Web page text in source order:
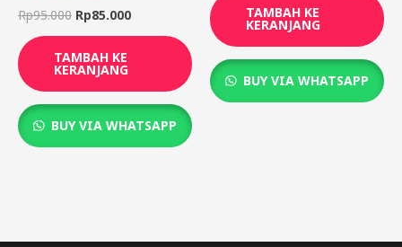
Rp95.000 Rp85.000
TAMBAH KE
KERANJANG
BUY VIA WHATSAPP
TAMBAH KE
KERANJANG
BUY VIA WHATSAPP